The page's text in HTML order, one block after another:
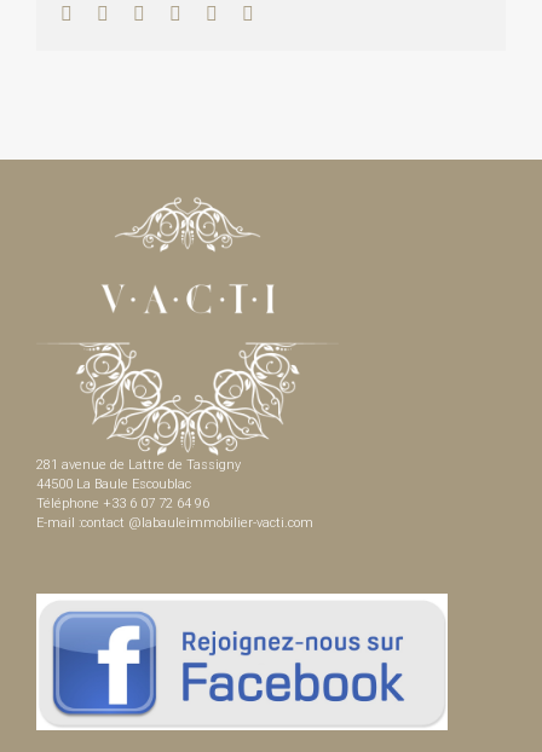
Facebook
TwitterLinkedInWhatsApp
Pinterest
281 avenue de Lattre de Tassigny
44500 La Baule Escoublac
Téléphone +33 6 07 72 64 96
E-mail :contact @labauleimmobilier-vacti.com